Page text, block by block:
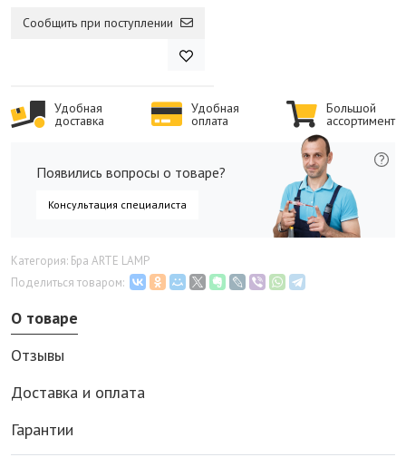
Сообщить при поступлении
Удобная
доставка
Удобная
оплата
Большой
ассортимент
Появились вопросы о товаре?
Консультация специалиста
Категория: Бра ARTE LAMP
Поделиться товаром:
О товаре
Отзывы
Доставка и оплата
Гарантии